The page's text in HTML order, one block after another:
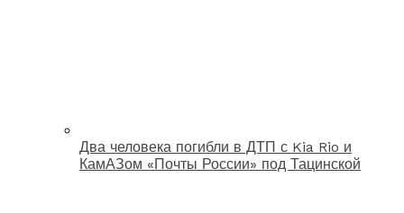
Два человека погибли в ДТП с Kia Rio и
КамАЗом «Почты России» под Тацинской